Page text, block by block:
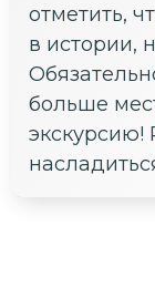
отметить,
в истории,
больше
экскурсию!